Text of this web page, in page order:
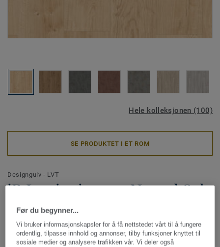
Hele kolleksjonen (100)
SE PRODUKTET I ET ROM
Designgulv - LVT
iD Inspiration 55 - Nomad Oak
LINEN
iD Inspiration er designet for å gjøre prosessen med å
velge gulv enklere for deg. Ultramatt overflate og naturtro
Før du begynner...
Vi bruker informasjonskapsler for å få nettstedet vårt til å fungere
ordentlig, tilpasse innhold og annonser, tilby funksjoner knyttet til
sosiale medier og analysere trafikken vår. Vi deler også